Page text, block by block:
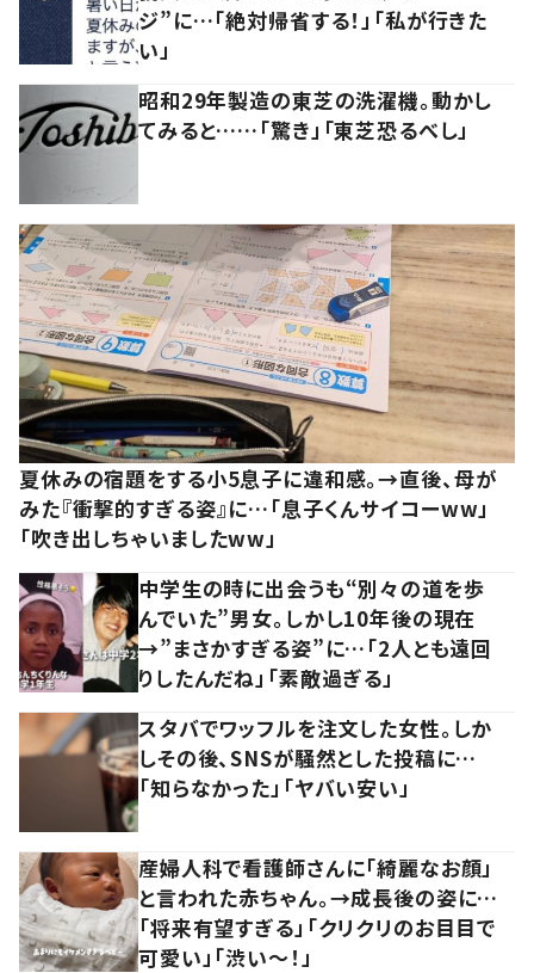
ジ”に…「絶対帰省する！」「私が行きた
い」
昭和29年製造の東芝の洗濯機。動かし
てみると……「驚き」「東芝恐るべし」
夏休みの宿題をする小5息子に違和感。→直後、母が
みた『衝撃的すぎる姿』に…「息子くんサイコーww」
「吹き出しちゃいましたww」
中学生の時に出会うも“別々の道を歩
んでいた”男女。しかし10年後の現在
→”まさかすぎる姿”に…「2人とも遠回
りしたんだね」「素敵過ぎる」
スタバでワッフルを注文した女性。しか
しその後、SNSが騒然とした投稿に…
「知らなかった」「ヤバい安い」
産婦人科で看護師さんに「綺麗なお顔」
と言われた赤ちゃん。→成長後の姿に…
「将来有望すぎる」「クリクリのお目目で
可愛い」「渋い～！」